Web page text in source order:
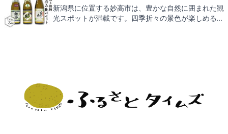
まる返礼品をご紹介いたしますので、どうぞお楽しみ
に。
選
新潟県に位置する妙高市は、豊かな自然に囲まれた観
光スポットが満載です。四季折々の景色が楽しめる高